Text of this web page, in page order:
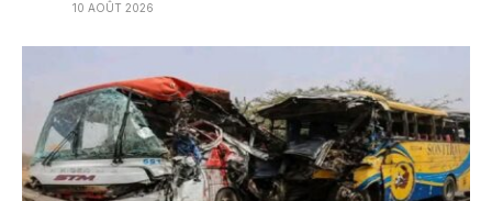
10 AOÛT 2026